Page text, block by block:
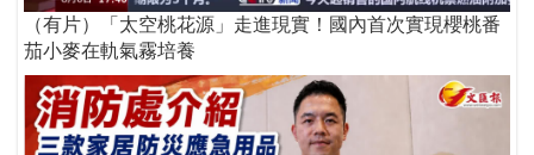
（有片）「太空桃花源」走進現實！國內首次實現櫻桃番
茄小麥在軌氣霧培養